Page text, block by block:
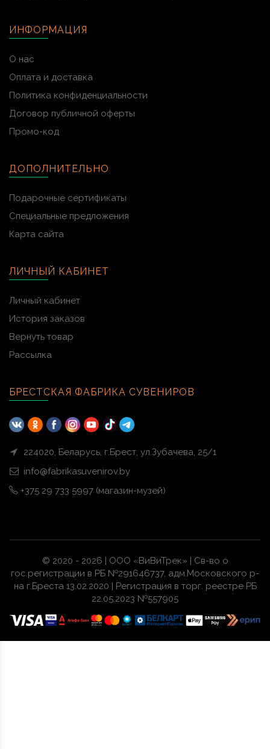
ИНФОРМАЦИЯ
О нас
Оплата и доставка
Политика конфиденциальности
Договор публичной оферты
Промо-код
ДОПОЛНИТЕЛЬНО
Подарочные сертификаты
Специальные предложения
Карта сайта
ЛИЧНЫЙ КАБИНЕТ
Личный кабинет
История заказов
Вернуть товар
Рассылка
БРЕСТСКАЯ ФАБРИКА СУВЕНИРОВ
224020, Беларусь, г.Брест, ул.Зубачева, 25/1
info@fabrikasuvenirov.by
+375 29 733 5997 (магазин-музей)
© 2020 - 2026 | ООО «ВиВиТрек» | Св-во о
гос.регистрации в РБ №291646737, адм.Московского р-
на г.Бреста 13.02.2020 | Регистрация в торг. реестре РБ
22.05.2023 №557905